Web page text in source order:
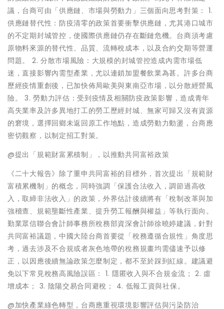
議，台商可由「供應鏈、市場與勞動力」三個面向思考對策： 1.
供應鏈替代性：防疫清零的政策首要衝擊供應鏈，尤其港口城市
的不定期封城管控，使國際供應鏈仍存在斷鏈危機。台商須考慮
原物料來源的替代性、品質、流轉稅成本，以及合約交期等營運
問題。 2. 分散市場風險：大規模的封城管控造成內需市場低
迷，直接影響內需型產業，尤以連鎖加盟餐飲業為甚。許多台商
歷經疫情重創後，已加快佈局歐美與東南亞市場，以分散經營風
險。 3. 勞動力評估：受到疫情及相關防疫政策影響，造成青年
高失業率及許多異地打工的勞工歷經封城、無家可歸又沒有資源
的窘境，選擇回鄉未返回原工作地點，造成勞動力動盪，台商應
密切觀察，以制定招工對策。
@提出「規範財富累積制」，以推動共同富裕政策
《二十大報告》除了重申共同富裕的目標外，首次提出「規範財
富積累機制」的概念，同時強調「保護合法收入，調節過高收
入，取締非法收入」的政策，外界估計後續將有「稅制改革與加
強稽查、規範壟斷性產業、提升勞工報酬與權益」等執行面向。
勤業眾信聯合會計師事務所稅務部資深會計師徐曉婷建議，針對
共同富裕議題，中國大陸台商首要從「稅務遵循合規性」角度思
考，過去涉及不合規或者灰色地帶的稅務規畫均需儘速予以修
正，以因應後續無論政策怎麼制定，都不至於踩到紅線。建議避
免以下常見稅務高風險誤區： 1. 隱匿收入與不合規金流； 2. 虛
增成本； 3. 陰陽交易合同避稅； 4. 低報工資與社保。
@加快產業綠色轉型，台商應重視環境影響評估與污染防治